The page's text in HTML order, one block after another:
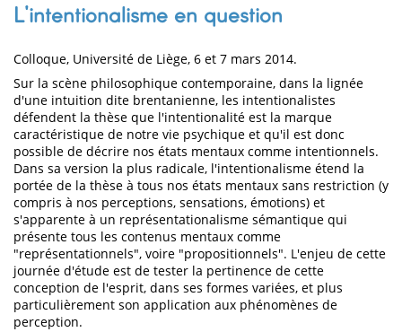
L'intentionalisme en question
Colloque, Université de Liège, 6 et 7 mars 2014.
Sur la scène philosophique contemporaine, dans la lignée
d'une intuition dite brentanienne, les intentionalistes
défendent la thèse que l'intentionalité est la marque
caractéristique de notre vie psychique et qu'il est donc
possible de décrire nos états mentaux comme intentionnels.
Dans sa version la plus radicale, l'intentionalisme étend la
portée de la thèse à tous nos états mentaux sans restriction (y
compris à nos perceptions, sensations, émotions) et
s'apparente à un représentationalisme sémantique qui
présente tous les contenus mentaux comme
"représentationnels", voire "propositionnels". L'enjeu de cette
journée d'étude est de tester la pertinence de cette
conception de l'esprit, dans ses formes variées, et plus
particulièrement son application aux phénomènes de
perception.